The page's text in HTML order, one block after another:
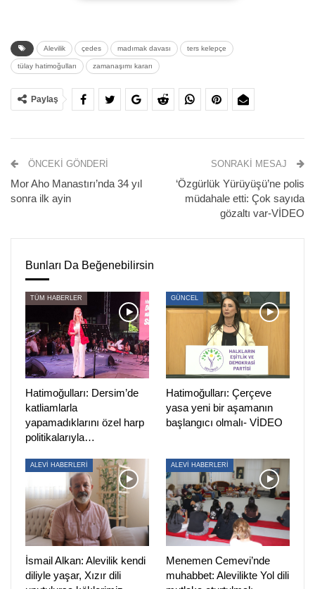
33 aydın, sanatçı ve yazarın yakılarak katledildiği Sivas
Mahkemesi’nde süren dava zamanaşımı kararı verildi.
Pir Sultan Abdal Kültür Derneği (PSAKD) Sarıyer Şube
Başkanı Beyhan Gün ve Şube Sekreteri Şimal Deniz’in
duruşması 27 Eylül’de görüldü. İstanbul 14. Ağır Ceza
Mahkemesi’nde görülen duruşmada Beyhan Gün ve Şimal
Deniz’in tutukluluk halinin devamına karar verildi.
yapmak isteyen Pir Sultan Abdal Kültür Derneği (PSAKD)
Genel Başkanı Cuma Erçe ve beraberindeki Alevi kurum
temsilcileri, polis tarafından ters kelepçelenerek gözaltına
alındılar.
Son olarakta Demokratik Alevi Dernekleri (DAD) Eş Genel
Başkanı Kadriye Doğan, gözaltına alındıktan 3 gün sonra
mahkeme tarafından serbest bırakıldı.
Yeşil Sol Parti Adana Milletvekili Tülay Hatimoğulları
zaman aşımı kararı ve günden güne Alevi kurum
Alevilik çedes madımak davası ters kelepçe
tülay hatimoğulları zamanaşımı kararı
Paylaş
ÖNCEKI GÖNDERI
Mor Aho Manastırı’nda 34 yıl
sonra ilk ayin
SONRAKI MESAJ
‘Özgürlük Yürüyüşü’ne polis
müdahale etti: Çok sayıda
gözaltı var-VİDEO
Bunları Da Beğenebilirsin
TÜM HABERLER
Hatimoğulları: Dersim’de
katliamlarla
yapamadıklarını özel harp
politikalarıyla…
GÜNCEL
Hatimoğulları: Çerçeve
yasa yeni bir aşamanın
başlangıcı olmalı- VİDEO
ALEVİ HABERLERİ
İsmail Alkan: Alevilik kendi
diliyle yaşar, Xızır dili
ALEVİ HABERLERİ
Menemen Cemevi’nde
muhabbet: Alevilikte Yol dili